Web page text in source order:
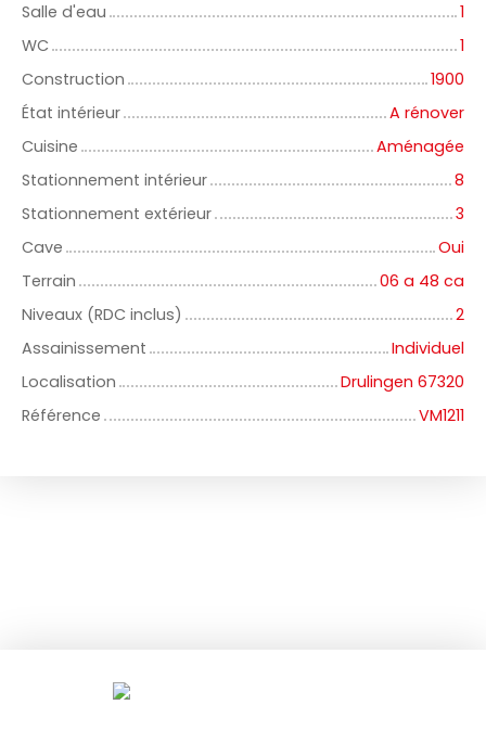
Salle d'eau
1
WC
1
Construction
1900
État intérieur
A rénover
Cuisine
Aménagée
Stationnement intérieur
8
Stationnement extérieur
3
Cave
Oui
Terrain
06 a 48 ca
Niveaux (RDC inclus)
2
Assainissement
Individuel
Localisation
Drulingen 67320
Référence
VM1211